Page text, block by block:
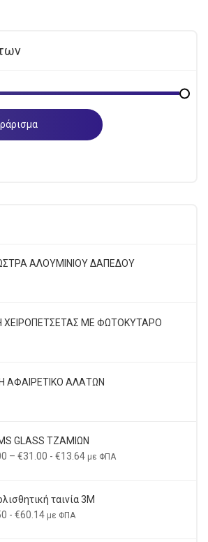
ΑΛΟΥΜΙΝΙΟΥ ΔΑΠΕΔΟΥ
ΧΕΙΡΟΠΕΤΣΕΤΑΣ ΜΕ ΦΩΤΟΚΥΤΑΡΟ
AΦΑΙΡΕΤΙΚΟ ΑΛΑΤΩΝ
GLASS ΤΖΑΜΙΩΝ
– €31.00 Price
through
€31.00
- €13.64 με ΦΠΑ
ταινία 3Μ
- €60.14 με ΦΠΑ